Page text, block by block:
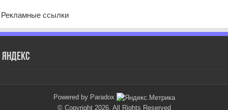
Рекламные ссылки
Яндекс
Powered by Paradox
© Copyright 2026, All Rights Reserved